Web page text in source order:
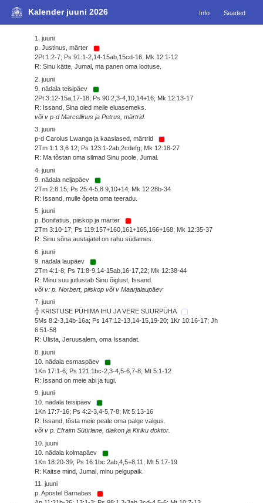
Kalender juuni 2026 Info Seaded
1. juuni
p. Justinus, märter
2Pt 1:2-7; Ps 91:1-2,14-15ab,15cd-16; Mk 12:1-12
R: Sinu kätte, Jumal, ma panen oma lootuse.
2. juuni
9. nädala teisipäev
2Pt 3:12-15a,17-18; Ps 90:2,3-4,10,14+16; Mk 12:13-17
R: Issand, Sina oled meile eluasemeks.
või v p-d Marcellinus ja Petrus, märtrid.
3. juuni
p-d Carolus Lwanga ja kaaslased, märtrid
2Tm 1:1 3,6 12; Ps 123:1-2ab,2cdefg; Mk 12:18-27
R: Ma tõstan oma silmad Sinu poole, Jumal.
4. juuni
9. nädala neljapäev
2Tm 2:8 15; Ps 25:4-5,8 9,10+14; Mk 12:28b-34
R: Issand, mulle õpeta oma teeradu.
5. juuni
p. Bonifatius, piiskop ja märter
2Tm 3:10-17; Ps 119:157+160,161+165,166+168; Mk 12:35-37
R: Sinu sõna austajatel on rahu südames.
6. juuni
9. nädala laupäev
2Tm 4:1-8; Ps 71:8-9,14-15ab,16-17,22; Mk 12:38-44
R: Minu suu jutlustab Sinu õiglust, Issand.
või v: p. Norbert, piiskop või v Maarjalaupäev
7. juuni
╬ KRISTUSE PÜHIMA IHU JA VERE SUURPÜHA
5Ms 8:2-3,14b-16a; Ps 147:12-13,14-15,19-20; 1Kr 10:16-17; Jh
6:51-58
R: Ülista, Jeruusalem, oma Issandat.
8. juuni
10. nädala esmaspäev
1Kn 17:1-6; Ps 121:1bc-2,3-4,5-6,7-8; Mt 5:1-12
R: Issand on meie abi ja tugi.
9. juuni
10. nädala teisipäev
1Kn 17:7-16; Ps 4:2-3,4-5,7-8; Mt 5:13-16
R: Issand, tõsta meie peale oma palge valgus.
või v p. Efraim Süürlane, diakon ja Kiriku doktor.
10. juuni
10. nädala kolmapäev
1Kn 18:20-39; Ps 16:1bc 2ab,4,5+8,11; Mt 5:17-19
R: Kaitse mind, Jumal, minu pelgupaik.
11. juuni
p. Apostel Barnabas